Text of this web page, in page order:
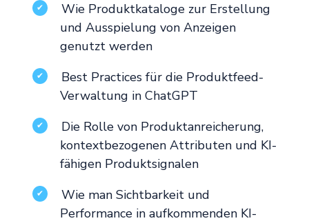
✔
Wie Produktkataloge zur Erstellung
und Ausspielung von Anzeigen
genutzt werden
✔
Best Practices für die Produktfeed-
Verwaltung in ChatGPT
✔
Die Rolle von Produktanreicherung,
kontextbezogenen Attributen und KI-
fähigen Produktsignalen
✔
Wie man Sichtbarkeit und
Performance in aufkommenden KI-